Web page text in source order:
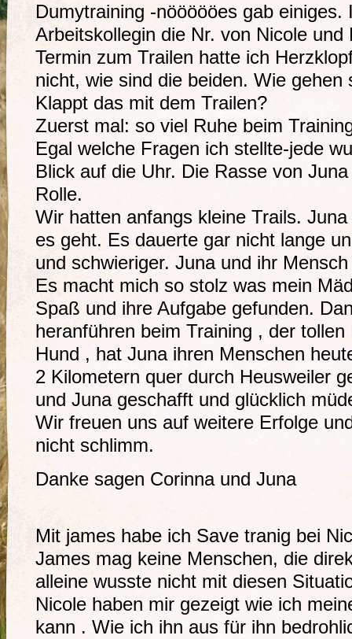
Dumytraining -nöööööes gab
Arbeitskollegin die Nr. von Nicole
Termin zum Trailen hatte ich
nicht, wie sind die beiden. Wie
Klappt das mit dem Trailen?
Zuerst mal: so viel Ruhe beim
Egal welche Fragen ich stellte-jede
Blick auf die Uhr. Die Rasse von
Rolle.
Wir hatten anfangs kleine Trails.
es geht. Es dauerte gar nicht lange
und schwieriger. Juna und ihr
Es macht mich so stolz was mein
Spaß und ihre Aufgabe gefunden.
heranführen beim Training , der
Hund , hat Juna ihren Menschen
2 Kilometern quer durch Heusweiler
und Juna geschafft und glücklich
Wir freuen uns auf weitere Erfolge
nicht schlimm.
Danke sagen Corinna und Juna
Mit james habe ich Save tranig bei
James mag keine Menschen, die
alleine wusste nicht mit diesen
Nicole haben mir gezeigt wie ich
kann . Wie ich ihn aus für ihn